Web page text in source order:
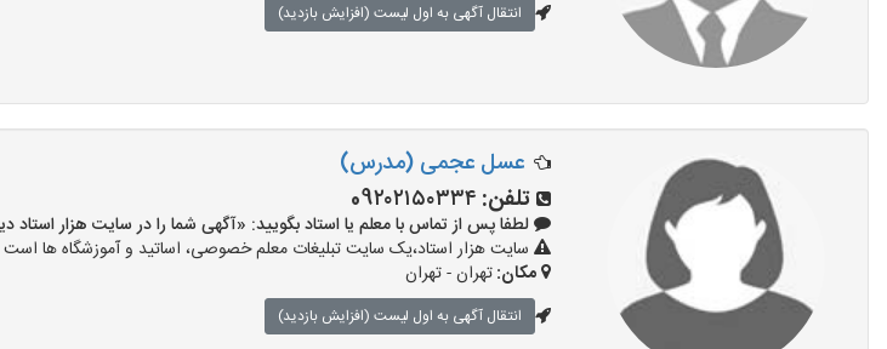
انتقال آگهی به اول لیست (افزایش بازدید)
عسل عجمی (مدرس)
تلفن: 09۲۰۲۱۵۰۳۳۴
لطفا پس از تماس با معلم یا استاد بگویید: «آگهی شما را در سایت هزار استاد دیده ام و کد
سایت هزار استاد،یک سایت تبلیغات معلم خصوصی، اساتید و آموزشگاه ها است
مکان:تهران - تهران
انتقال آگهی به اول لیست (افزایش بازدید)